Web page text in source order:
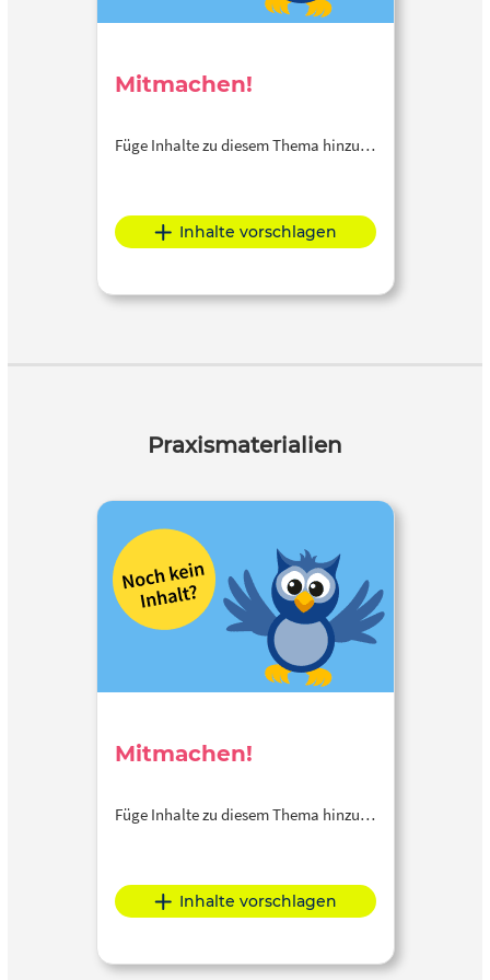
Mitmachen!
Füge Inhalte zu diesem Thema hinzu…
Inhalte vorschlagen
Praxismaterialien
Mitmachen!
Füge Inhalte zu diesem Thema hinzu…
Inhalte vorschlagen